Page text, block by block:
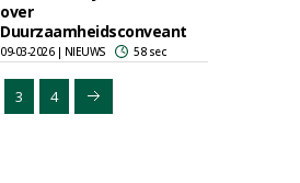
over
Duurzaamheidsconveant
09-03-2026 | NIEUWS 58 sec
3 4